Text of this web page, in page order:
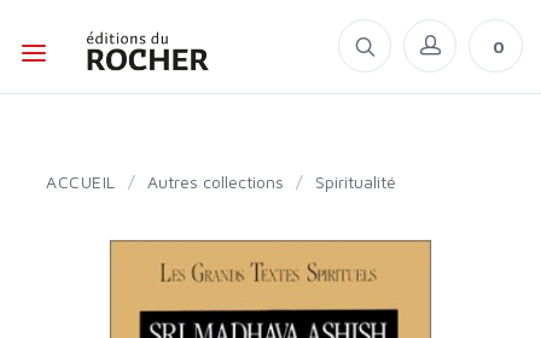
0
ACCUEIL / Autres collections / Spiritualité